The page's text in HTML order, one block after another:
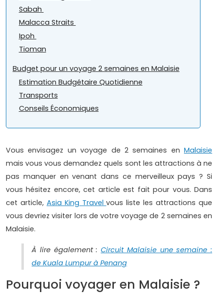
Sabah
Malacca Straits
Ipoh
Tioman
Budget pour un voyage 2 semaines en Malaisie
Estimation Budgétaire Quotidienne
Transports
Conseils Économiques
Vous envisagez un voyage de 2 semaines en Malaisie
mais vous vous demandez quels sont les attractions à ne
pas manquer en venant dans ce merveilleux pays ? Si
vous hésitez encore, cet article est fait pour vous. Dans
cet article, Asia King Travelvous liste les attractions que
vous devriez visiter lors de votre voyage de 2 semaines en
Malaisie.
À lire également : Circuit Malaisie une semaine :
de Kuala Lumpur à Penang
Pourquoi voyager en Malaisie ?